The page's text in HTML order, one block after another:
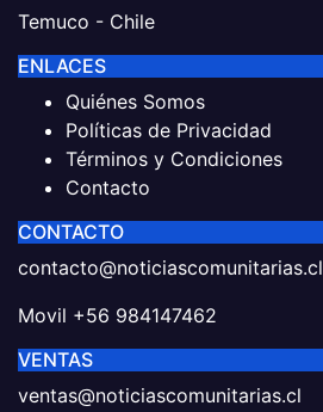
Temuco - Chile
ENLACES
Quiénes Somos
Políticas de Privacidad
Términos y Condiciones
Contacto
CONTACTO
contacto@noticiascomunitarias.cl
Movil +56 984147462
VENTAS
ventas@noticiascomunitarias.cl